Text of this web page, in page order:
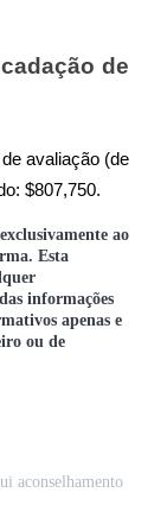
de
avaliação (de
$807,750.
ao
Esta
informações
apenas e
ou de
aconselhamento